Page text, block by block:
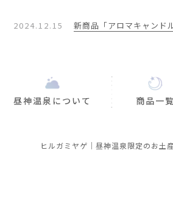
2024.12.15
新商品「アロマキャンド
昼神温泉について 商品一覧
ヒルガミヤゲ｜昼神温泉限定のお土